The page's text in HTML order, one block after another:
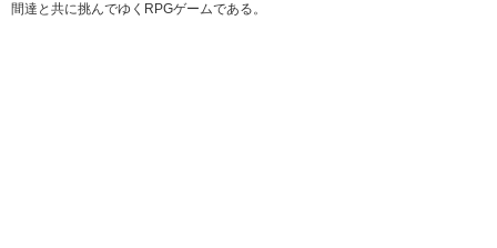
間達と共に挑んでゆくRPGゲームである。